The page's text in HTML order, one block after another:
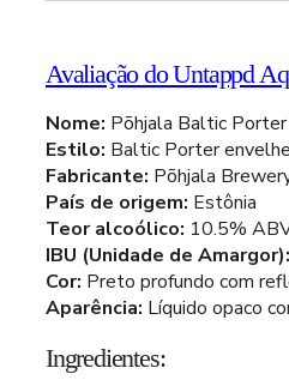
Avaliação do Untappd
Nome: Põhjala Baltic
Estilo: Baltic Porter
Fabricante: Põhjala
País de origem: Estônia
Teor alcoólico: 10.5%
IBU (Unidade de Amargor):
Cor: Preto profundo com
Aparência: Líquido opaco
Ingredientes: